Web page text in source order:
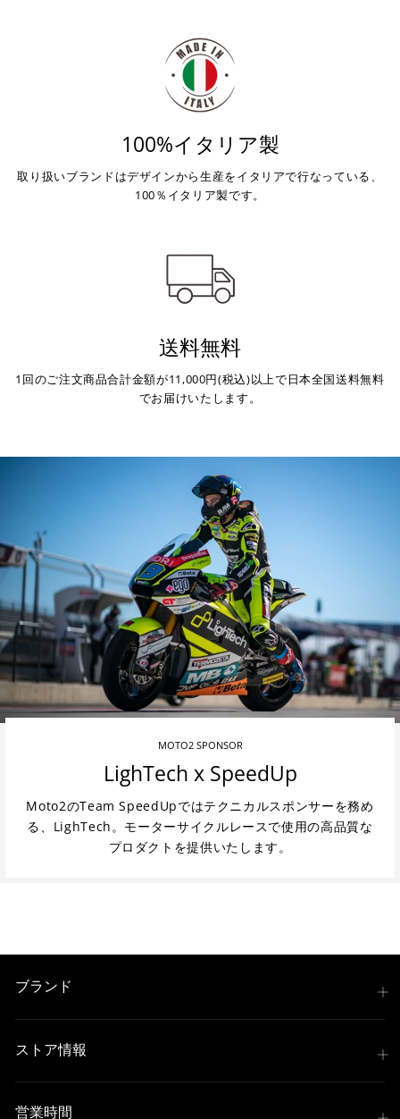
入金確認が取れ次第、商品を手配させて頂きます。
店内端末にて操作後、レジにてお支払いください。
※ 支払期限はご注文日より7日以内とさせて頂いてお
※ 税込300,000円以上のお買い物の際にはご利用頂けま
※ お支払いは現金のみとなります。
(事前決済)
※ お支払期限はご注文日より7日以内とさせて頂いてお
り、万が一過ぎてしまった場合はご注文をキャンセルさ
※ 振込手数料はご負担ください。
100%イタリア製
取り扱いブランドはデザインから生産をイタリアで行なっている、
100％イタリア製です。
送料無料
1回のご注文商品合計金額が11,000円(税込)以上で日本全国送料無料
でお届けいたします。
MOTO2 SPONSOR
LighTech x SpeedUp
Moto2のTeam SpeedUpではテクニカルスポンサーを務め
る、LighTech。モーターサイクルレースで使用の高品質な
プロダクトを提供いたします。
ブランド
ストア情報
営業時間